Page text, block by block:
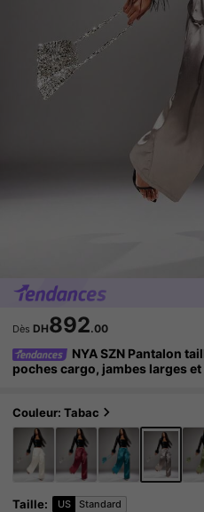
Dès DH892.00
NYA SZN Pantalon
poches cargo, jambes larges
s
Couleur: Tabac
Taille: US Standard